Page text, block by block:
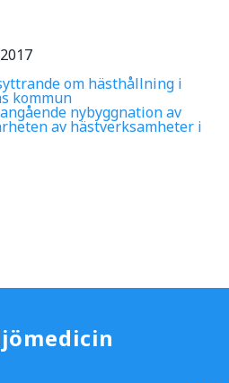
om hästhållning i
kommun
nybyggnation av
av hästverksamheter i